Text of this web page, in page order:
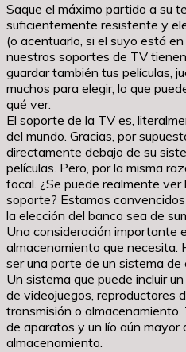
Saque el máximo partido a su
suficientemente resistente y
(o acentuarlo, si el suyo está
nuestros soportes de TV
guardar también tus películas,
muchos para elegir, lo que
qué ver.
El soporte de la TV es,
del mundo. Gracias, por
directamente debajo de su
películas. Pero, por la misma
focal. ¿Se puede realmente
soporte? Estamos
la elección del banco sea de
Una consideración importante
almacenamiento que necesita.
ser una parte de un sistema
Un sistema que puede incluir
de videojuegos, reproductores
transmisión o
de aparatos y un lío aún mayor
almacenamiento.